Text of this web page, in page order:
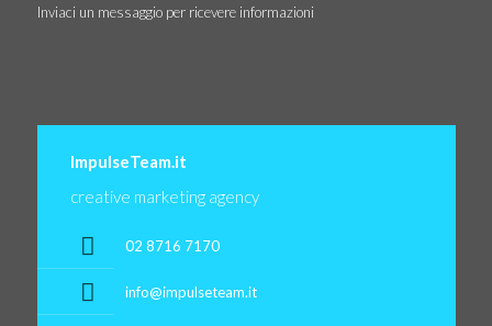
Inviaci un messaggio per ricevere informazioni
ImpulseTeam.it
creative marketing agency
02 8716 7170
info@impulseteam.it